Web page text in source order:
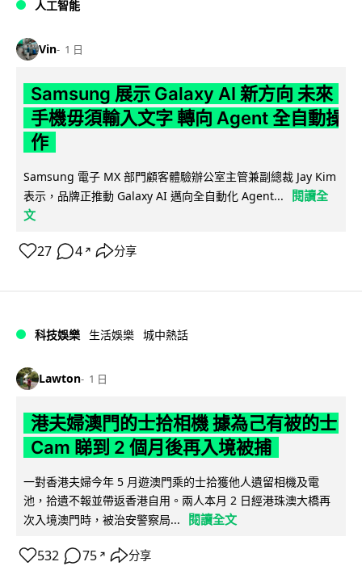
人工智能
Vin 1 日
Samsung 展示 Galaxy AI 新方向 未來
手機毋須輸入文字 轉向 Agent 全自動操
作
Samsung 電子 MX 部門顧客體驗辦公室主管兼副總裁 Jay Kim
表示，品牌正推動 Galaxy AI 邁向全自動化 Agent...
閱讀全
文
27 4 ↗ 分享
科技娛樂 生活娛樂 城中熱話
Lawton 1 日
港夫婦澳門的士拾相機 據為己有被的士
Cam 睇到 2 個月後再入境被捕
一對香港夫婦今年 5 月遊澳門乘的士拾獲他人遺留相機及電
池，拾遺不報並帶返香港自用。兩人本月 2 日經港珠澳大橋再
次入境澳門時，被治安警察局...
閱讀全文
532 75 ↗ 分享